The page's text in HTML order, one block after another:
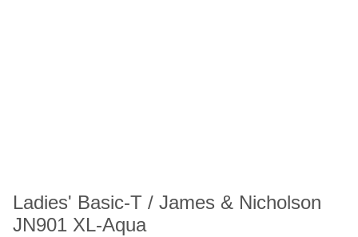
Ladies' Basic-T / James & Nicholson
JN901 XL-Aqua